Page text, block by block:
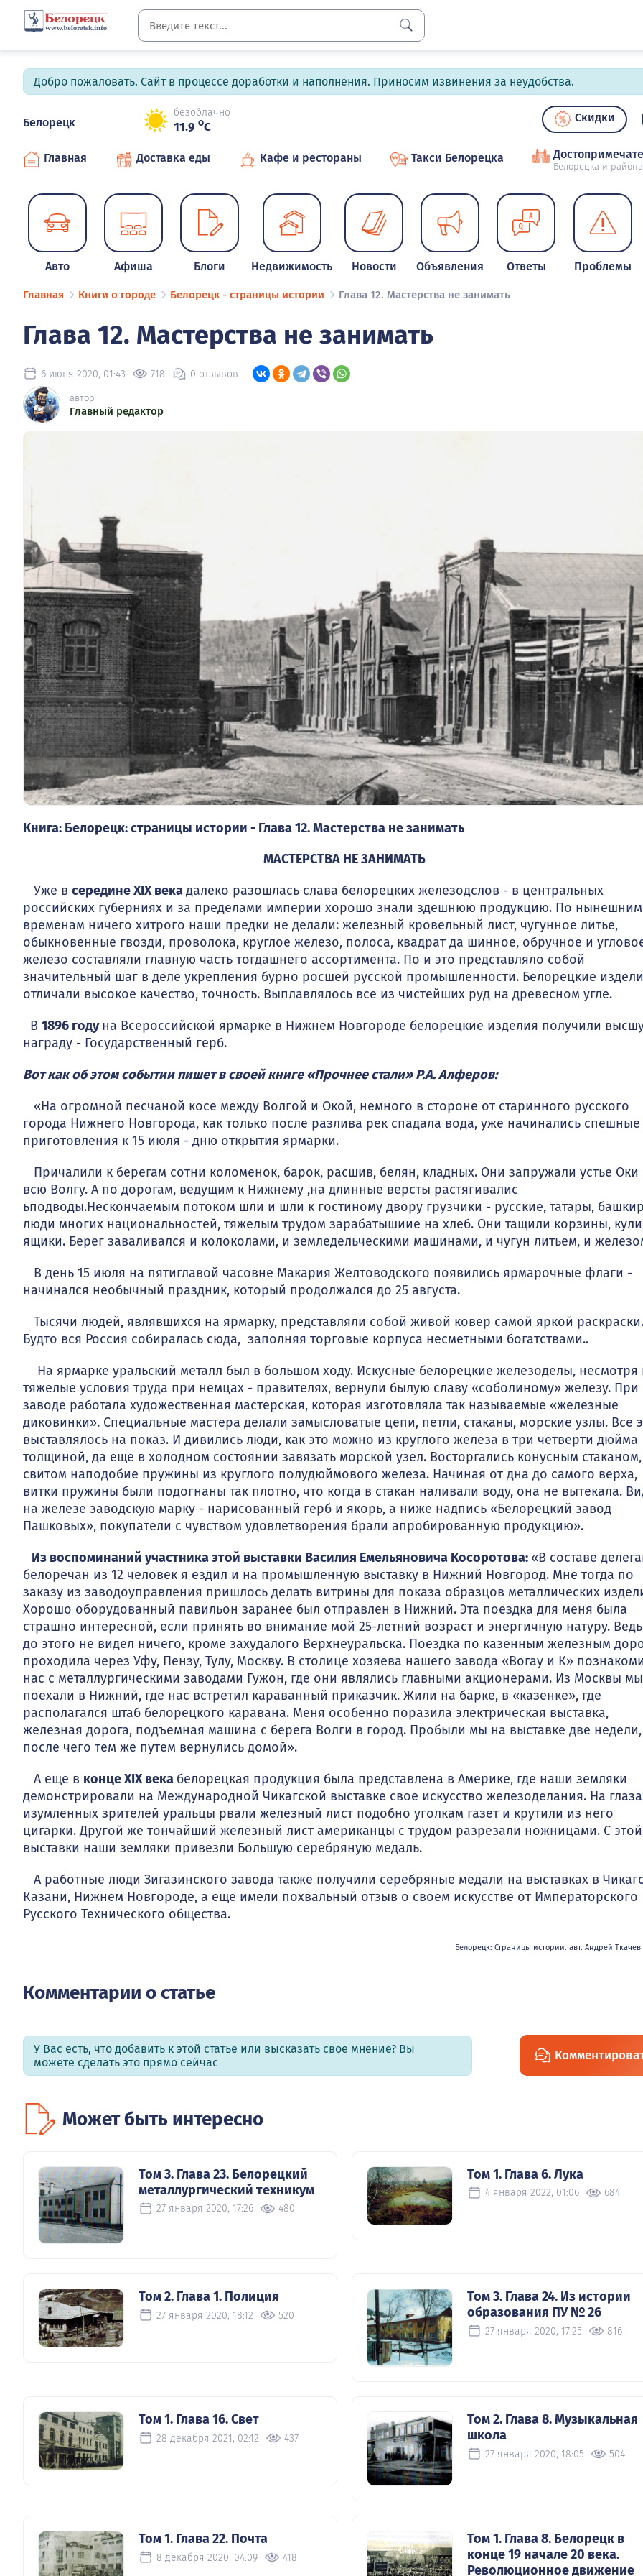
Добро пожаловать. Сайт в процессе доработки и наполнения. Приносим извинения за неудобства.
Белорецк
безоблачно
11.9 oC
Скидки
Главная Доставка еды Кафе и рестораны Такси Белорецка
Белорецка и района
Авто Афиша Блоги Недвижимость Новости Объявления Ответы Проблемы
Главная Книги о городе Белорецк - страницы истории Глава 12. Мастерства не занимать
Глава 12. Мастерства не занимать
6 июня 2020, 01:43 718 0 отзывов
автор
Главный редактор
Книга: Белорецк: страницы истории - Глава 12. Мастерства не занимать
МАСТЕРСТВА НЕ ЗАНИМАТЬ
Уже в середине XIX векадалеко разошлась слава белорецких железодслов - в центральных
российских губерниях и за пределами империи хорошо знали здешнюю продукцию. По нынешним
време­нам ничего хитрого наши предки не делали: железный кровельный лист, чугунное литье,
обыкновенные гвозди, проволока, круглое же­лезо, полоса, квадрат да шинное, обручное и
железо состав­ляли главную часть тогдашнего ассортимента. По и это представляло собой
значительный шаг в деле укрепления бурно росшей русской промышленности. Белорецкие
отличали высокое качество, точность. Выплавлялось все из чистейших руд на древесном угле.
В 1896 годуна Всероссийской ярмарке в Нижнем Новгороде бело­рецкие изделия получили
награду - Государственный герб.
Вот как об этом событии пишет в своей книге «Прочнее ста­ли» Р.А. Алферов:
«На огромной песчаной косе между Волгой и Окой, немного в сто­роне от старинного русского
города Нижнего Новгорода, как только после разлива рек спадала вода, уже начинались спешные
приготовления к 15 июля - дню открытия ярмарки.
Причалили к берегам сотни коломенок, барок, расшив, белян, кладных. Они запружали устье Оки
всю Волгу. А по дорогам, ведущим к Нижнему ,на длинные версты растягивалис
ьподводы.Нескончаемым потоком шли и шли к гостиному двору грузчики - русские, татары,
люди многих национальностей, тяжелым трудом зарабатышиие на хлеб. Они тащили корзины,
ящики. Берег заваливался и колоколами, и земледельческими машинами, и чугун литьем, и
В день 15 июля на пятиглавой часовне Макария Желтоводского появились ярмарочные флаги -
начинался необычный праздник, который продолжался до 25 августа.
Тысячи людей, являвшихся на ярмарку, представляли собой живой ковер самой яркой раскраски.
Будто вся Россия собиралась сюда, заполняя торговые корпуса несметными богатствами..
На ярмарке уральский металл был в большом ходу. Искусные белорецкие железоделы, несмотря
тяжелые условия труда при немцах - правителях, вернули былую славу «соболиному» железу. При
заводе работала художественная мастерская, которая изготовляла так называемые «железные
диковинки». Специальные мастера делали замысловатые цепи, петли, стаканы, морские узлы. Все
выставлялось на показ. И дивились люди, как это можно из круглого железа в три четверти дюйма
толщиной, да еще в холодном состоянии завязать морской узел. Восторгались конусным стаканом,
свитом наподобие пружины из круглого полудюймового железа. Начиная от дна до самого верха,
витки пружины были подогнаны так плотно, что когда в стакан наливали воду, она не вытекала.
на железе заводскую марку - нарисованный герб и якорь, а ниже надпись «Белорецкий завод
Пашковых», покупатели с чувством удовлетворения брали апробированную продукцию».
Из воспоминаний участника этой выставки Василия Емельяновича Косоротова: «В составе
белоречан из 12 человек я ездил и на промышленную выставку в Нижний Новгород. Мне тогда по
заказу из заводоуправления пришлось делать витрины для показа образцов металлических
Хорошо оборудованный павильон заранее был отправлен в Нижний. Эта поездка для меня была
страшно интересной, если принять во внимание мой 25-летний возраст и энер­гичную натуру.
до этого не видел ничего, кроме захудалого Верхнеуральска. Поездка по казенным железным
проходила через Уфу, Пензу, Тулу, Москву. В столице хозяева нашего завода «Вогау и К»
нас с металлургическими заводами Гужон, где они являлись главными акционерами. Из Москвы мы
поехали в Нижний, где нас встретил караванный приказчик. Жили на барке, в «казенке», где
располагался штаб белорецкого каравана. Меня осо­бенно поразила электрическая выставка,
железная дорога, подъемная машина с берега Волги в город. Пробыли мы на выставке две недели,
после чего тем же путем вернулись домой».
А еще в конце XIX века белорецкая продукция была представле­на в Америке, где наши земляки
демонстрировали на Международ­ной Чикагской выставке свое искусство железоделания. На
изумленных зрителей уральцы рвали железный лист подобно угол­кам газет и крутили из него
цигарки. Другой же тончайший железный лист американцы с трудом разрезали ножницами. С этой
выставки наши земляки привезли Большую серебряную медаль.
А работные люди Зигазинского завода также получили серебряные медали на выставках в
Казани, Нижнем Новгороде, а еще имели похвальный отзыв о своем искусстве от Императорского
Рус­ского Технического общества.
Белорецк: Страницы истории. авт. Андрей Ткачев
Комментарии о статье
У Вас есть, что добавить к этой статье или высказать свое мнение? Вы
можете сделать это прямо сейчас
Может быть интересно
Том 3. Глава 23. Белорецкий
металлургический техникум
27 января 2020, 17:26 480
Том 1. Глава 6. Лука
4 января 2022, 01:06 684
Том 2. Глава 1. Полиция
27 января 2020, 18:12 520
Том 3. Глава 24. Из истории
образования ПУ № 26
27 января 2020, 17:25 816
Том 1. Глава 16. Свет
28 декабря 2021, 02:12 437
Том 2. Глава 8. Музыкальная
школа
27 января 2020, 18:05 504
Том 1. Глава 22. Почта
8 декабря 2020, 04:09 418
Том 1. Глава 8. Белорецк в
конце 19 начале 20 века.
Революционное движение